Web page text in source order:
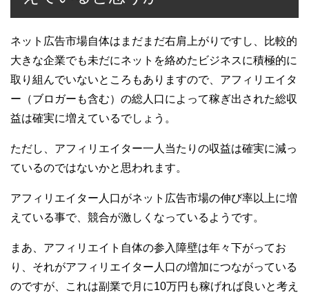
ネット広告市場自体はまだまだ右肩上がりですし、比較的
大きな企業でも未だにネットを絡めたビジネスに積極的に
取り組んでいないところもありますので、アフィリエイタ
ー（ブロガーも含む）の総人口によって稼ぎ出された総収
益は確実に増えているでしょう。
ただし、アフィリエイター一人当たりの収益は確実に減っ
ているのではないかと思われます。
アフィリエイター人口がネット広告市場の伸び率以上に増
えている事で、競合が激しくなっているようです。
まあ、アフィリエイト自体の参入障壁は年々下がってお
り、それがアフィリエイター人口の増加につながっている
のですが、これは副業で月に10万円も稼げれば良いと考え